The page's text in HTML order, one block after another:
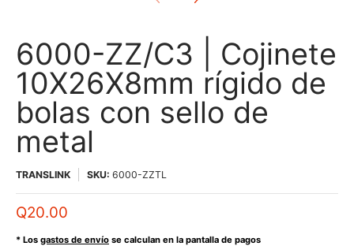
6000-ZZ/C3 | Cojinete
10X26X8mm rígido de
bolas con sello de
metal
TRANSLINK SKU: 6000-ZZTL
Q20.00
* Los gastos de envío se calculan en la pantalla de pagos